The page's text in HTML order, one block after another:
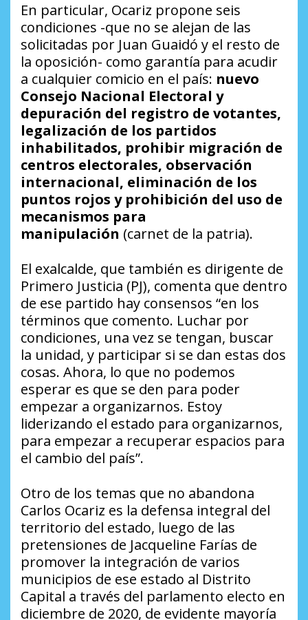
En particular, Ocariz propone seis
condiciones -que no se alejan de las
solicitadas por Juan Guaidó y el resto de
la oposición- como garantía para acudir
a cualquier comicio en el país: nuevo
Consejo Nacional Electoral y
depuración del registro de votantes,
legalización de los partidos
inhabilitados, prohibir migración de
centros electorales, observación
internacional, eliminación de los
puntos rojos y prohibición del uso de
mecanismos para
manipulación (carnet de la patria).
El exalcalde, que también es dirigente de
Primero Justicia (PJ), comenta que dentro
de ese partido hay consensos “en los
términos que comento. Luchar por
condiciones, una vez se tengan, buscar
la unidad, y participar si se dan estas dos
cosas. Ahora, lo que no podemos
esperar es que se den para poder
empezar a organizarnos. Estoy
liderizando el estado para organizarnos,
para empezar a recuperar espacios para
el cambio del país”.
Otro de los temas que no abandona
Carlos Ocariz es la defensa integral del
territorio del estado, luego de las
pretensiones de Jacqueline Farías de
promover la integración de varios
municipios de ese estado al Distrito
Capital a través del parlamento electo en
diciembre de 2020, de evidente mayoría